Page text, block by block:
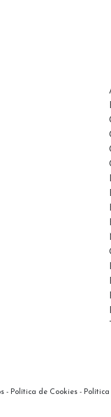
- Política de Cookies -